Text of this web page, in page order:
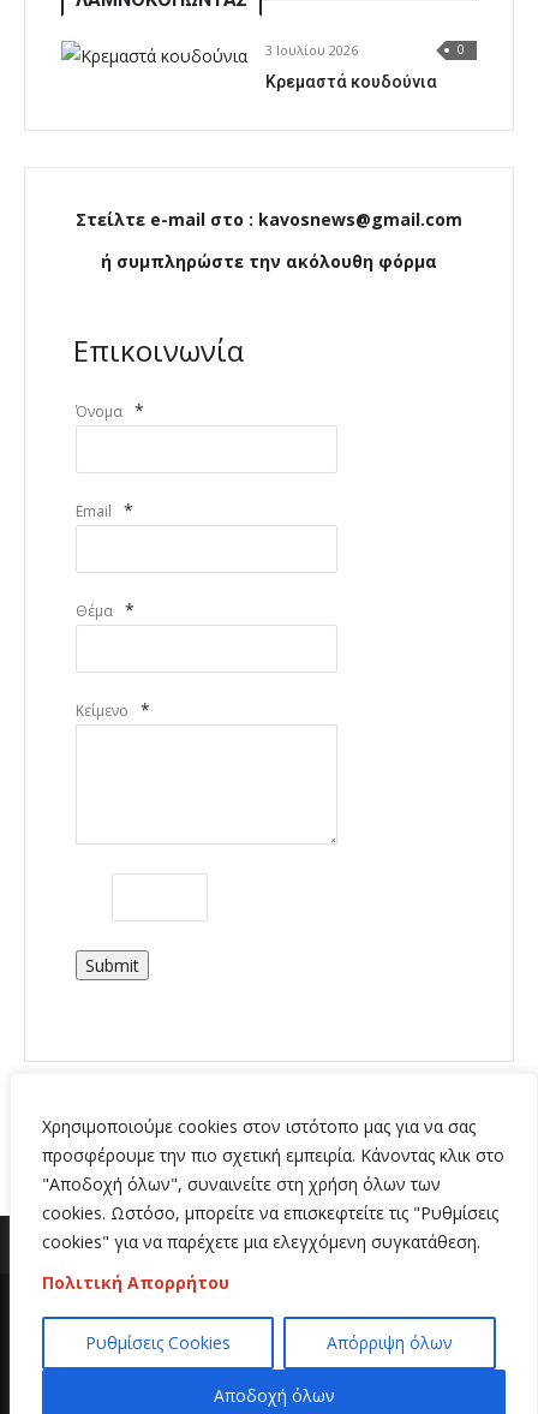
Χρησιμοποιούμε cookies στον ιστότοπο μας για να σας
προσφέρουμε την πιο σχετική εμπειρία. Κάνοντας κλικ στο
"Αποδοχή όλων", συναινείτε στη χρήση όλων των
cookies. Ωστόσο, μπορείτε να επισκεφτείτε τις "Ρυθμίσεις
cookies" για να παρέχετε μια ελεγχόμενη συγκατάθεση.
Πολιτική Απορρήτου
Ρυθμίσεις Cookies Απόρριψη όλων
Αποδοχή όλων
3 Ιουλίου 2026 0
Κρεμαστά κουδούνια
Στείλτε e-mail στο : kavosnews@gmail.com
ή συμπληρώστε την ακόλουθη φόρμα
Επικοινωνία
Όνομα *
Email *
Θέμα *
Κείμενο *
Submit
Copyright 2020 | All Rights Reserved | Κατασκευή
ιστοσελίδων
Hi Web